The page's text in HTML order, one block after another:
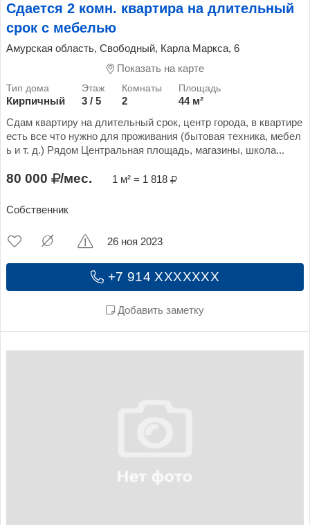
Сдается 2 комн. квартира на длительный
срок с мебелью
Амурская область, Свободный, Карла Маркса, 6
Показать на карте
Кирпичный 3 / 5 2
44 м²
Сдам квартиру на длительный срок, центр города, в квартире
есть все что нужно для проживания (бытовая техника, мебел
ь и т. д.) Рядом Центральная площадь, магазины, школа...
80 000 /мес. 1 м² = 1 818
Собственник
+7 914 XXXXXXX
Добавить заметку
26 ноя 2023